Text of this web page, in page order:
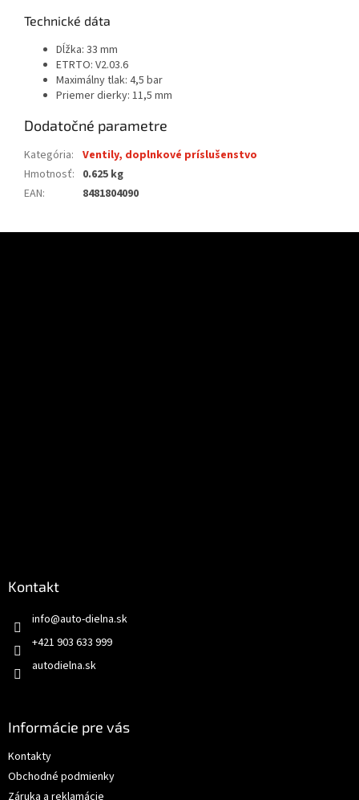
Technické dáta
Dĺžka: 33 mm
ETRTO: V2.03.6
Maximálny tlak: 4,5 bar
Priemer dierky: 11,5 mm
Dodatočné parametre
Kategória: Ventily, doplnkové príslušenstvo
Hmotnosť: 0.625 kg
EAN: 8481804090
Kontakt
info@auto-dielna.sk
+421 903 633 999
autodielna.sk
Informácie pre vás
Kontakty
Obchodné podmienky
Záruka a reklamácie